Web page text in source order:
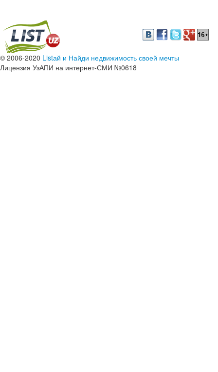
© 2006-2020 Listай и Найди недвижимость своей мечты
Лицензия УзАПИ на интернет-СМИ №0618